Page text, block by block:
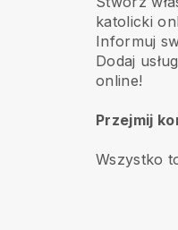
katolicki
Informuj
Dodaj
online!
Przejmij
Wszystko